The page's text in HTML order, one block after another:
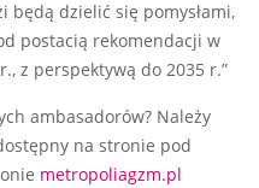
będą dzielić się pomysłami,
postacią rekomendacji w
z perspektywą do 2035 r.”
ambasadorów? Należy
na stronie pod
metropoliagzm.pl